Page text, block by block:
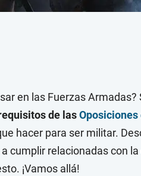
en las Fuerzas
de las
hacer para ser militar.
cumplir relacionadas con
¡Vamos allá!